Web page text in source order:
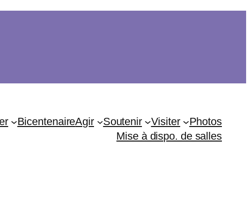
BicentenaireAgir Soutenir Visiter
Photos
Mise à dispo. de salles